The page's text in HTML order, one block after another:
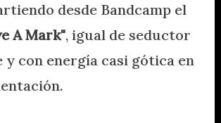
desde Bandcamp el
A Mark", igual de seductor
y con energía casi gótica en